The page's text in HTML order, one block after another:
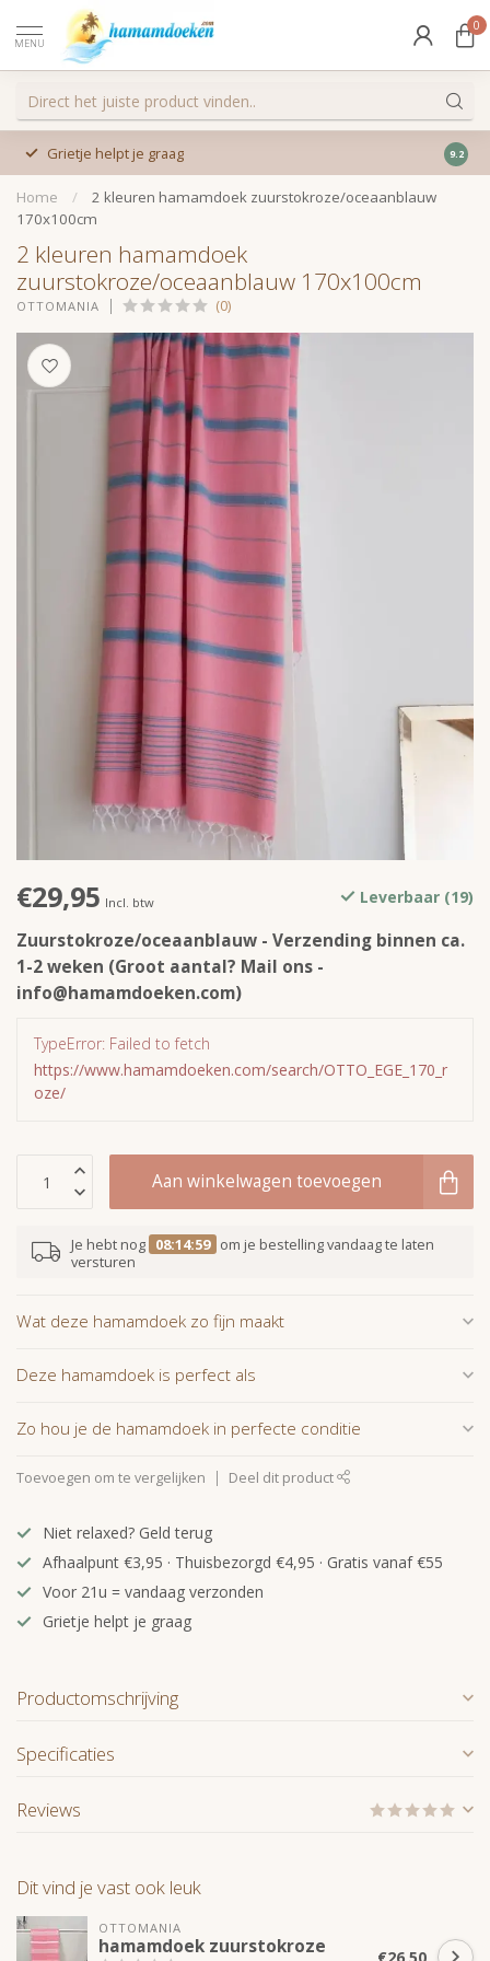
MENU
0
Grietje helpt je graag 9.2
Home /
2 kleuren hamamdoek zuurstokroze/oceaanblauw
170x100cm
2 kleuren hamamdoek
zuurstokroze/oceaanblauw 170x100cm
OTTOMANIA (0)
€29,95 Incl. btw Leverbaar (19)
Zuurstokroze/oceaanblauw - Verzending binnen ca.
1-2 weken (Groot aantal? Mail ons -
info@hamamdoeken.com)
TypeError: Failed to fetch
https://www.hamamdoeken.com/search/OTTO_EGE_170_r
oze/
Aan winkelwagen toevoegen
Je hebt nog 08:14:59 om je bestelling vandaag te laten
versturen
Wat deze hamamdoek zo fijn maakt
Deze hamamdoek is perfect als
Zo hou je de hamamdoek in perfecte conditie
Toevoegen om te vergelijken Deel dit product
Niet relaxed? Geld terug
Afhaalpunt €3,95 · Thuisbezorgd €4,95 · Gratis vanaf €55
Voor 21u = vandaag verzonden
Grietje helpt je graag
Productomschrijving
Specificaties
Reviews
Dit vind je vast ook leuk
OTTOMANIA
hamamdoek zuurstokroze